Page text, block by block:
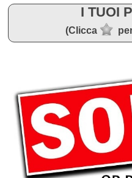
I TUOI
(Clicca